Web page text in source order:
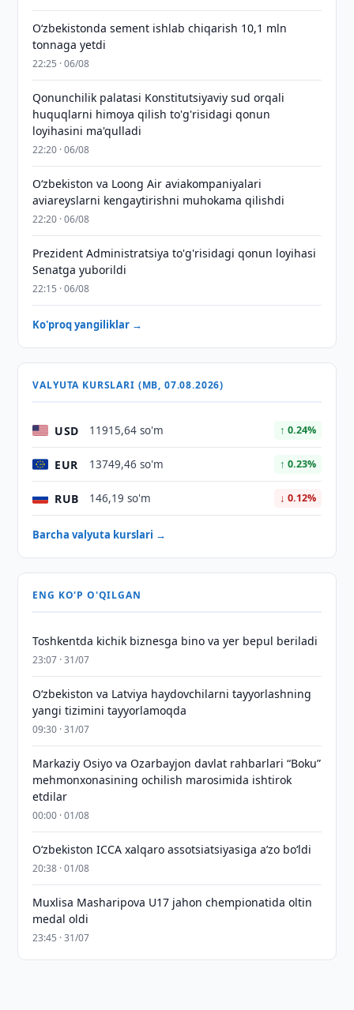
O‘zbekistonda sement ishlab chiqarish 10,1 mln
tonnaga yetdi
22:25 · 06/08
Qonunchilik palatasi Konstitutsiyaviy sud orqali
huquqlarni himoya qilish to'g'risidagi qonun
loyihasini ma'qulladi
22:20 · 06/08
Oʻzbekiston va Loong Air aviakompaniyalari
aviareyslarni kengaytirishni muhokama qilishdi
22:20 · 06/08
Prezident Administratsiya to'g'risidagi qonun loyihasi
Senatga yuborildi
22:15 · 06/08
Ko'proq yangiliklar →
VALYUTA KURSLARI (MB, 07.08.2026)
USD 11915,64 so'm ↑ 0.24%
EUR 13749,46 so'm ↑ 0.23%
RUB 146,19 so'm ↓ 0.12%
Barcha valyuta kurslari →
ENG KO'P O'QILGAN
Toshkentda kichik biznesga bino va yer bepul beriladi
23:07 · 31/07
Oʻzbekiston va Latviya haydovchilarni tayyorlashning
yangi tizimini tayyorlamoqda
09:30 · 31/07
Markaziy Osiyo va Ozarbayjon davlat rahbarlari “Boku”
mehmonxonasining ochilish marosimida ishtirok
etdilar
00:00 · 01/08
O‘zbekiston ICCA xalqaro assotsiatsiyasiga aʼzo bo‘ldi
20:38 · 01/08
Muxlisa Masharipova U17 jahon chempionatida oltin
medal oldi
23:45 · 31/07